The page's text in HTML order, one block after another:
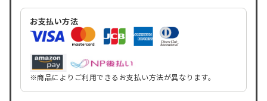
お支払い方法
※商品によりご利用できるお支払い方法が異なります。